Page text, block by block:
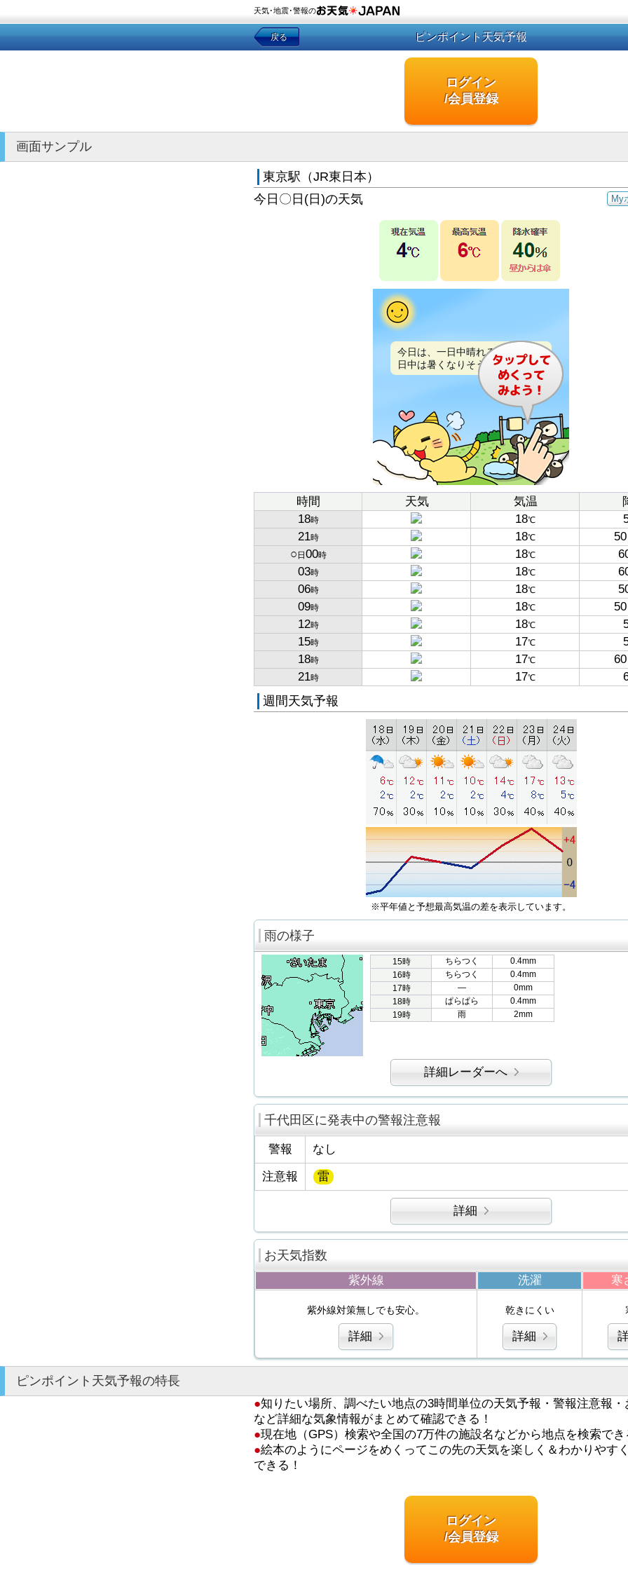
天気･地震･警報の
戻る ピンポイント天気予報
ログイン
/会員登録
画面サンプル
東京駅（JR東日本）
My
今日〇日(日)の天気
今日は、一日中晴れるでしょう。
日中は暑くなりそうです。
時間 天気 気温
18時 18℃
21時 18℃ 50
○ 日 00時 18℃
03時 18℃
06時 18℃
09時 18℃ 50
12時 18℃
15時 17℃
18時 17℃ 60
21時 17℃
週間天気予報
※平年値と予想最高気温の差を表示しています。
雨の様子
15時 ちらつく
0.4mm
16時
ちらつく
0.4mm
17時
―
0mm
18時
ぱらぱら
0.4mm
19時
雨 2mm
詳細レーダーへ
千代田区に発表中の警報注意報
警報 なし
注意報 雷
詳細
お天気指数
紫外線 洗濯 寒
紫外線対策無しでも安心。
詳細
乾きにくい
詳細
ピンポイント天気予報の特長
●知りたい場所、調べたい地点の3時間単位の天気予報・警報注意報・
など詳細な気象情報がまとめて確認できる！
●現在地（GPS）検索や全国の7万件の施設名などから地点を検索でき
●絵本のようにページをめくってこの先の天気を楽しく＆わかりやす
できる！
ログイン
/会員登録